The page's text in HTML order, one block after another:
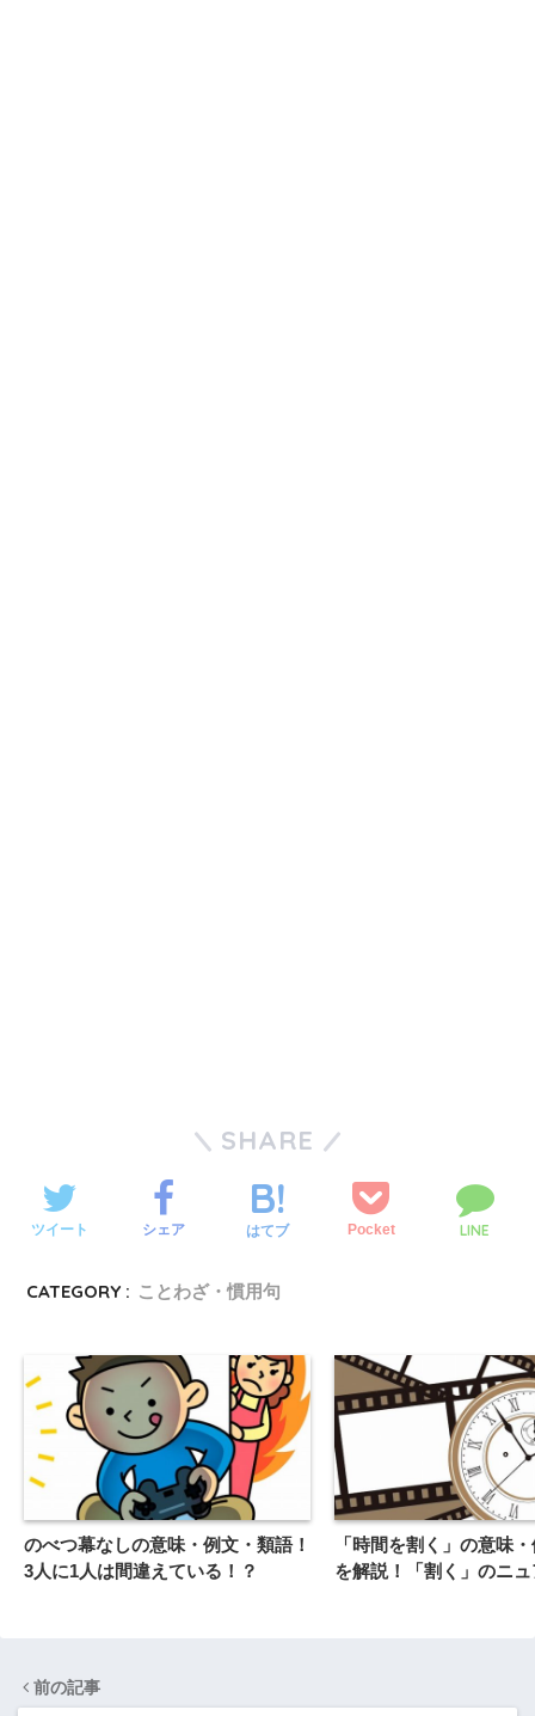
SHARE
ツイート シェア はてブ Pocket LINE
CATEGORY : ことわざ・慣用句
のべつ幕なしの意味・例文・類語！
3人に1人は間違えている！？
「時間を割く」の意味
を解説！「割く」のニ
前の記事